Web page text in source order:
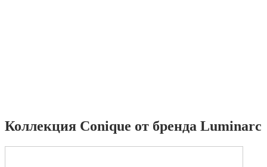
Коллекция Conique от бренда Luminarc